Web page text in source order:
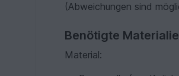
(Abweichungen sind
Benötigte
Material: